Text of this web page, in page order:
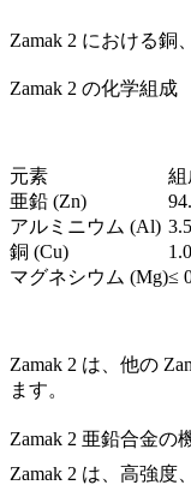
Zamak 2 における
Zamak 2 の化学組成
元素
組
亜鉛 (Zn)
アルミニウム (Al)
銅 (Cu)
マグネシウム (Mg)≤
Zamak 2 は、他の
ます。
Zamak 2 亜鉛合金の
Zamak 2 は、高強度